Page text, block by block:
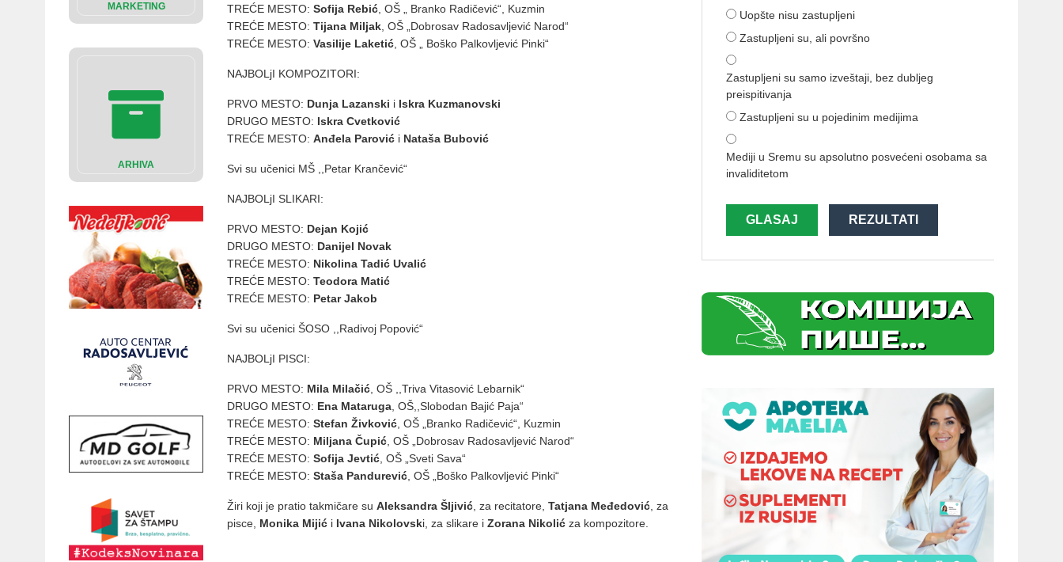
MARKETING
ARHIVA
TREĆE MESTO: Sofija Rebić , OŠ „ Branko Radičević“, Kuzmin
TREĆE MESTO: Tijana Miljak , OŠ „Dobrosav Radosavljević Narod“
TREĆE MESTO: Vasilije Laketić , OŠ „ Boško Palkovljević Pinki“
NAJBOLjI KOMPOZITORI:
PRVO MESTO: Dunja Lazanski i Iskra Kuzmanovski
DRUGO MESTO: Iskra Cvetković
TREĆE MESTO: Anđela Parović i Nataša Bubović
Svi su učenici MŠ ,,Petar Krančević“
NAJBOLjI SLIKARI:
PRVO MESTO: Dejan Kojić
DRUGO MESTO: Danijel Novak
TREĆE MESTO: Nikolina Tadić Uvalić
TREĆE MESTO: Teodora Matić
TREĆE MESTO: Petar Jakob
Svi su učenici ŠOSO ,,Radivoj Popović“
NAJBOLjI PISCI:
PRVO MESTO: Mila Milačić , OŠ ,,Triva Vitasović Lebarnik“
DRUGO MESTO: Ena Mataruga , OŠ,,Slobodan Bajić Paja“
TREĆE MESTO: Stefan Živković , OŠ „Branko Radičević“, Kuzmin
TREĆE MESTO: Miljana Čupić , OŠ „Dobrosav Radosavljević Narod“
TREĆE MESTO: Sofija Jevtić , OŠ „Sveti Sava“
TREĆE MESTO: Staša Pandurević , OŠ „Boško Palkovljević Pinki“
Žiri koji je pratio takmičare su Aleksandra Šljivić , za recitatore, Tatjana Međedović , za
pisce, Monika Mijić i Ivana Nikolovski, za slikare i Zorana Nikolić za kompozitore.
Uopšte nisu zastupljeni
Zastupljeni su, ali površno
Zastupljeni su samo izveštaji, bez dubljeg
preispitivanja
Zastupljeni su u pojedinim medijima
Mediji u Sremu su apsolutno posvećeni osobama sa
invaliditetom
GLASAJ REZULTATI